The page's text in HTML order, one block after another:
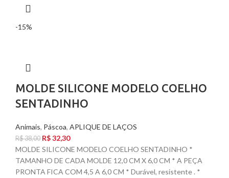
-15%
MOLDE SILICONE MODELO COELHO
SENTADINHO
Animais, Páscoa, APLIQUE DE LAÇOS
R$38,00 R$32,30
MOLDE SILICONE MODELO COELHO SENTADINHO *
TAMANHO DE CADA MOLDE 12,0 CM X 6,0 CM * A PEÇA
PRONTA FICA COM 4,5 A 6,0 CM * Durável, resistente . *